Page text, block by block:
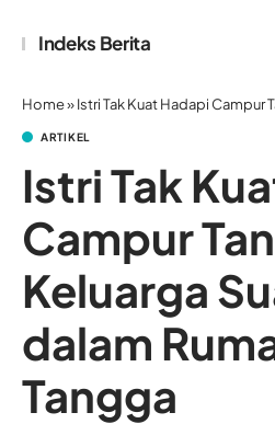
Indeks Berita
Home»Istri Tak Kuat Hadapi Campur Tangan
ARTIKEL
Istri Tak
Campur
Keluarga
dalam
Tangga